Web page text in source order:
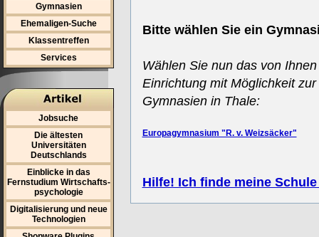
Gymnasien
Ehemaligen-Suche
Klassentreffen
Services
Jobsuche
Die ältesten
Universitäten
Deutschlands
Einblicke in das
Fernstudium Wirtschafts-
psychologie
Digitalisierung und neue
Technologien
Bitte wählen Sie ein
Wählen Sie nun das von
Einrichtung mit Möglichkeit
Gymnasien in Thale:
Europagymnasium "R. v. Weizsäcker"
Hilfe! Ich finde meine